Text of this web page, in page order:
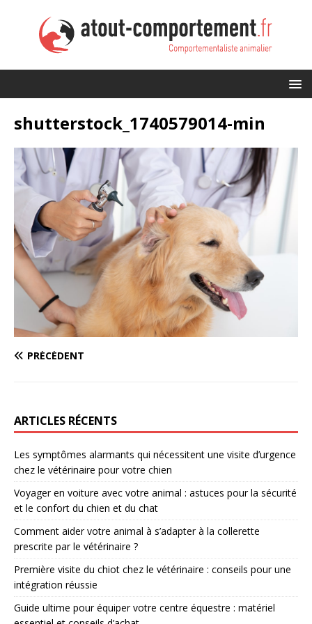
shutterstock_1740579014-min
PRÉCÉDENT
ARTICLES RÉCENTS
Les symptômes alarmants qui nécessitent une visite d’urgence
chez le vétérinaire pour votre chien
Voyager en voiture avec votre animal : astuces pour la sécurité
et le confort du chien et du chat
Comment aider votre animal à s’adapter à la collerette
prescrite par le vétérinaire ?
Première visite du chiot chez le vétérinaire : conseils pour une
intégration réussie
Guide ultime pour équiper votre centre équestre : matériel